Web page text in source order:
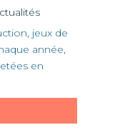
jeux de
année,
en